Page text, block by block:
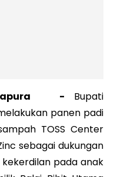
- Bupati
panen padi
TOSS Center
sebagai dukungan
pada anak